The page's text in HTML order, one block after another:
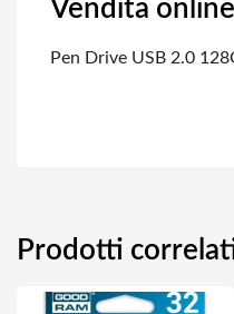
Vendita online
Pen Drive USB 2.0
Prodotti